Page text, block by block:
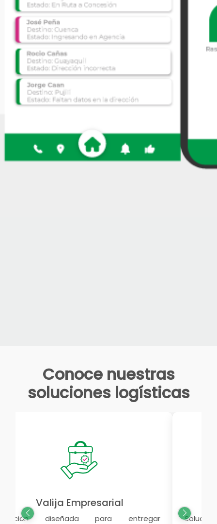
Conoce nuestras
soluciones logísticas
Valija Empresarial
diseñada para entregar